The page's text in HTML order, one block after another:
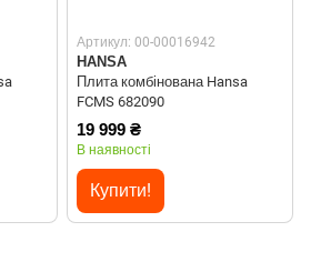
Артикул: 00-00016942
HANSA
Плита комбінована Hansa
FCMS 682090
19 999 ₴
В наявності
Купити!